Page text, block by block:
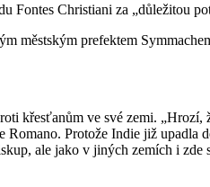
Fontes Christiani za „důležitou
městským prefektem
křesťanům ve své zemi. „Hrozí,
Protože Indie již upadla
ale jako v jiných zemích i